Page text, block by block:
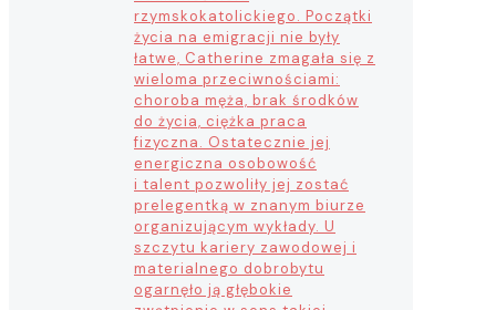
rzymskokatolickiego. Początki
życia na emigracji nie były
łatwe, Catherine zmagała się z
wieloma przeciwnościami:
choroba męża, brak środków
do życia, ciężka praca
fizyczna. Ostatecznie jej
energiczna osobowość
i talent pozwoliły jej zostać
prelegentką w znanym biurze
organizującym wykłady. U
szczytu kariery zawodowej i
materialnego dobrobytu
ogarnęło ją głębokie